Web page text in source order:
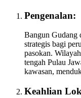
Pengenalan:
Bangun Gudang
strategis bagi
pasokan.
tengah Pulau
kawasan,
Keahlian